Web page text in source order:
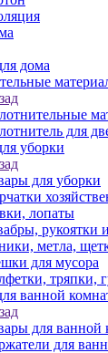
дома
для
уборки
для уборки
лопаты
рукоятки
метла,
для мусора
тряпки,
ванной
для ванной
для